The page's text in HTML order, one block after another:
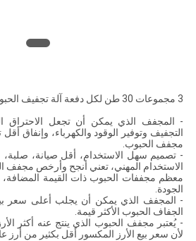
3 مجموعات 30 طن لكل دفعة آلة تجفيف الحبوب مع فرن الكتلة الحيوية
- المجفف الذي يمكن أن تجعل الاحتراق
التجفيف وتوفير الوقود والكهرباء، وإنفاق
مجفف الحبوب.
- تصميم سهل الاستخدام، أقل صيانة، صلبة،
الاستخدام المهني، تعني أنجح وأرخص مجفف
معظم مجففات الحبوب ذات القيمة
الجودة.
- المجفف الذي يمكن أن يجلب أعلى سعر
الجفاف الحبوب الأكثر قيمة.
- يُعتبر مجفف الحبوب الذي ينتج عنه أكثر
لأن سعر بيع الأرز المكسور أقل بكثير من أرز